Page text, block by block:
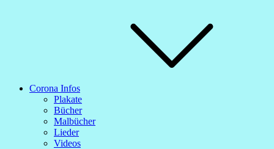
Corona Infos
Plakate
Bücher
Malbücher
Lieder
Videos